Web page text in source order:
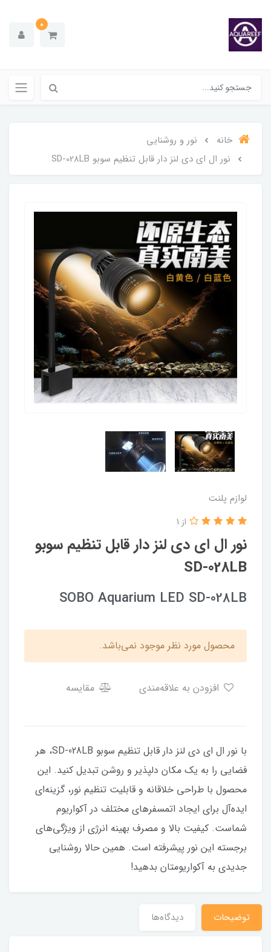
0
خانه
نور و روشنایی
نور ال ای دی لنز دار قابل تنظیم سوبو SD-028LB
لوازم پلنت
نور ال ای دی لنز دار قابل تنظیم سوبو
SD-028LB
از 1
SOBO Aquarium LED SD-028LB
محصول مورد نظر موجود نمی‌باشد.
مقایسه
با نور ال ای دی لنز دار قابل تنظیم سوبو SD-028LB، هر
فضایی را به یک مکان دلپذیر و روشن تبدیل کنید. این
محصول با طراحی خلاقانه و قابلیت تنظیم نور، گزینه‌ای
ایده‌آل برای ایجاد اتمسفرهای مختلف در آکواریوم
شماست. کیفیت بالا و مصرف بهینه انرژی از ویژگی‌های
برجسته این نور پیشرفته است. همین حالا روشنایی
جدیدی به آکواریومتان بدهید!
توضیحات دیدگاه‌ها